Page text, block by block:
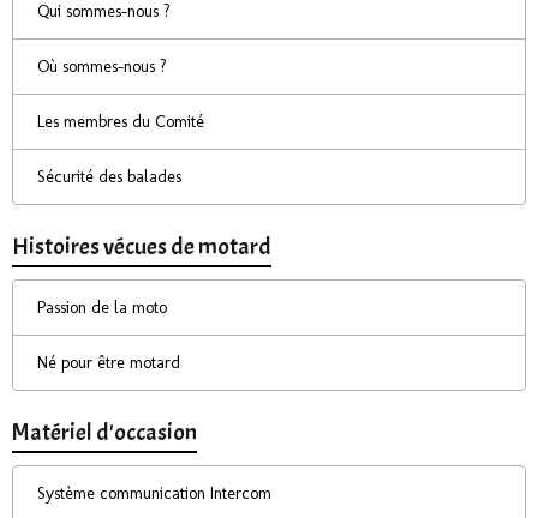
Qui sommes-nous ?
Où sommes-nous ?
Les membres du Comité
Sécurité des balades
Histoires vécues de motard
Passion de la moto
Né pour être motard
Matériel d'occasion
Système communication Intercom